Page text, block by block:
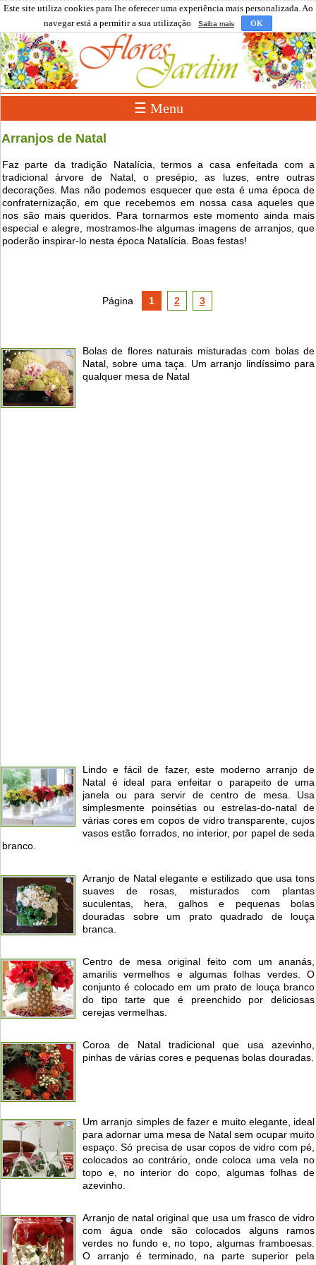
Este site utiliza cookies para lhe oferecer uma experiência mais personalizada. Ao
navegar está a permitir a sua utilização
Saiba mais OK
☰ Menu
Arranjos de Natal
Faz parte da tradição Natalícia, termos a casa enfeitada com a
tradicional árvore de Natal, o presépio, as luzes, entre outras
decorações. Mas não podemos esquecer que esta é uma época de
confraternização, em que recebemos em nossa casa aqueles que
nos são mais queridos. Para tornarmos este momento ainda mais
especial e alegre, mostramos-lhe algumas imagens de arranjos, que
poderão inspirar-lo nesta época Natalícia. Boas festas!
Página 1 2 3
Bolas de flores naturais misturadas com bolas de
Natal, sobre uma taça. Um arranjo lindíssimo para
qualquer mesa de Natal
Lindo e fácil de fazer, este moderno arranjo de
Natal é ideal para enfeitar o parapeito de uma
janela ou para servir de centro de mesa. Usa
simplesmente poinsétias ou estrelas-do-natal de
várias cores em copos de vidro transparente, cujos
vasos estão forrados, no interior, por papel de seda
branco.
Arranjo de Natal elegante e estilizado que usa tons
suaves de rosas, misturados com plantas
suculentas, hera, galhos e pequenas bolas
douradas sobre um prato quadrado de louça
branca.
Centro de mesa original feito com um ananás,
amarilis vermelhos e algumas folhas verdes. O
conjunto é colocado em um prato de louça branco
do tipo tarte que é preenchido por deliciosas
cerejas vermelhas.
Coroa de Natal tradicional que usa azevinho,
pinhas de várias cores e pequenas bolas douradas.
Um arranjo simples de fazer e muito elegante, ideal
para adornar uma mesa de Natal sem ocupar muito
espaço. Só precisa de usar copos de vidro com pé,
colocados ao contrário, onde coloca uma vela no
topo e, no interior do copo, algumas folhas de
azevinho.
Arranjo de natal original que usa um frasco de vidro
com água onde são colocados alguns ramos
verdes no fundo e, no topo, algumas framboesas.
O arranjo é terminado, na parte superior pela